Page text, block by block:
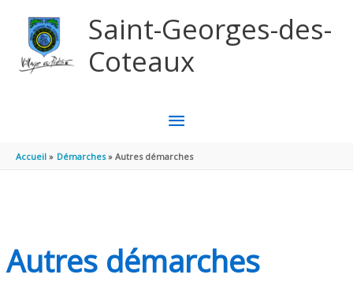
Saint-Georges-des-
Coteaux
MENU
PRINCIPAL
Accueil Démarches Autres démarches
Autres démarches